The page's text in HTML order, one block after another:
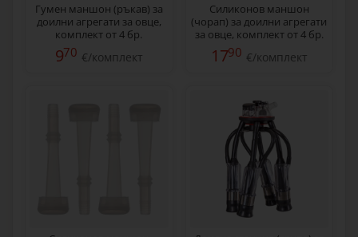
Гумен маншон (ръкав) за
доилни агрегати за овце,
комплект от 4 бр.
970 €/комплект
Силиконов маншон
(чорап) за доилни агрегати
за овце, комплект от 4 бр.
1790 €/комплект